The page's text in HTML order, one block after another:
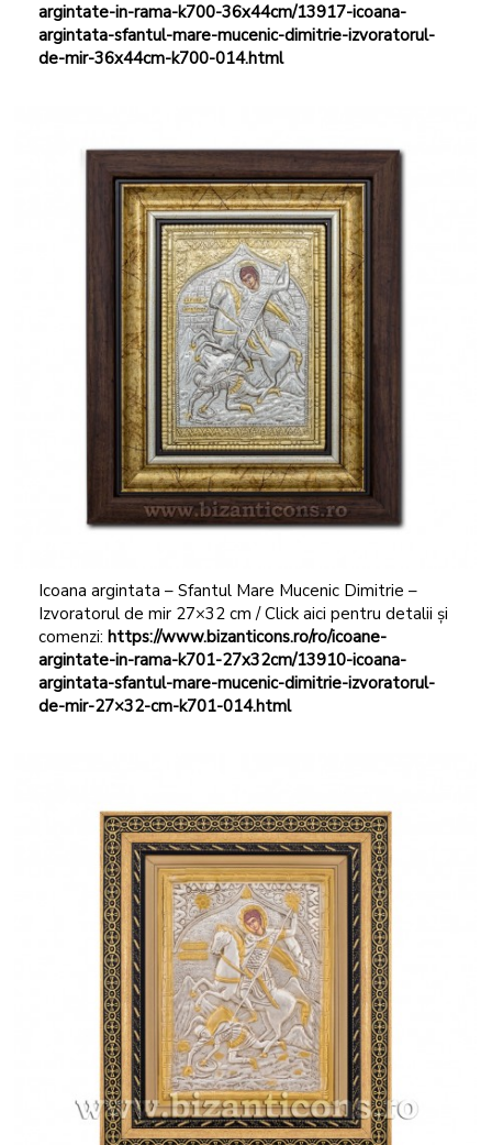
argintate-in-rama-k700-36x44cm/13917-icoana-
argintata-sfantul-mare-mucenic-dimitrie-izvoratorul-
de-mir-36x44cm-k700-014.html
Icoana argintata – Sfantul Mare Mucenic Dimitrie –
Izvoratorul de mir 27×32 cm / Click aici pentru detalii și
comenzi: https://www.bizanticons.ro/ro/icoane-
argintate-in-rama-k701-27x32cm/13910-icoana-
argintata-sfantul-mare-mucenic-dimitrie-izvoratorul-
de-mir-27×32-cm-k701-014.html